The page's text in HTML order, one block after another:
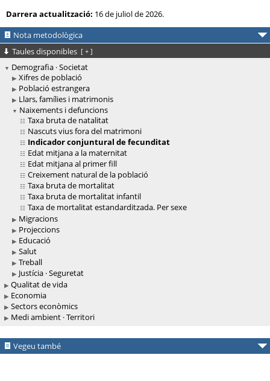
Darrera actualització: 16 de juliol de 2026.
Nota metodològica
Taules disponibles [ + ]
Demografia · Societat
Xifres de població
Població estrangera
Llars, famílies i matrimonis
Naixements i defuncions
Taxa bruta de natalitat
Nascuts vius fora del matrimoni
Indicador conjuntural de fecunditat
Edat mitjana a la maternitat
Edat mitjana al primer fill
Creixement natural de la població
Taxa bruta de mortalitat
Taxa bruta de mortalitat infantil
Taxa de mortalitat estandarditzada. Per sexe
Migracions
Projeccions
Educació
Salut
Treball
Justícia · Seguretat
Qualitat de vida
Economia
Sectors econòmics
Medi ambient · Territori
Vegeu també